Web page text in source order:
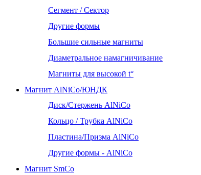
Сегмент / Сектор
Другие формы
Большие сильные магниты
Диаметральное намагничивание
Магниты для высокой t°
Магнит AlNiCo/ЮНДК
Диск/Стержень AlNiCo
Кольцо / Трубка AlNiCo
Пластина/Призма AlNiCo
Другие формы - AlNiCo
Магнит SmCo